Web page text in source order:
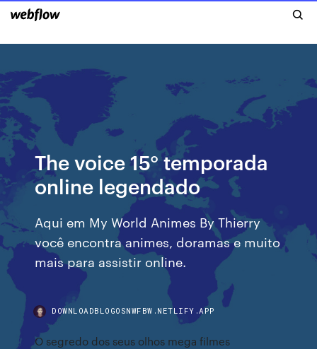
The voice 15° temporada
online legendado
Aqui em My World Animes By Thierry
você encontra animes, doramas e muito
mais para assistir online.
DOWNLOADBLOGOSNWFBW.NETLIFY.APP
O segredo dos seus olhos mega filmes